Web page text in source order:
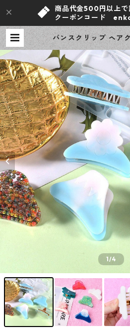
商品代金500円以上
クーポンコード
バンスクリップ ヘア
シリコンモールド レ
ド ハンドメイド 資材
ｅｎ工房
1/4